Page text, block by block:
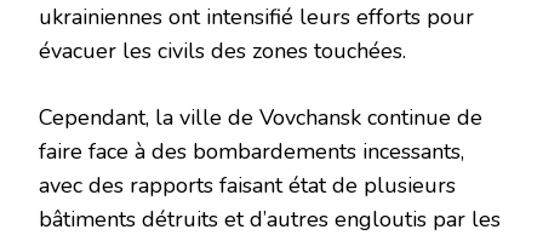
ukrainiennes ont intensifié leurs efforts pour
évacuer les civils des zones touchées.
Cependant, la ville de Vovchansk continue de
faire face à des bombardements incessants,
avec des rapports faisant état de plusieurs
bâtiments détruits et d’autres engloutis par les